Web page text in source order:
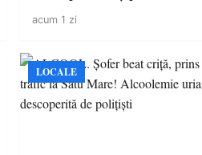
acum 1 zi
LOCALE